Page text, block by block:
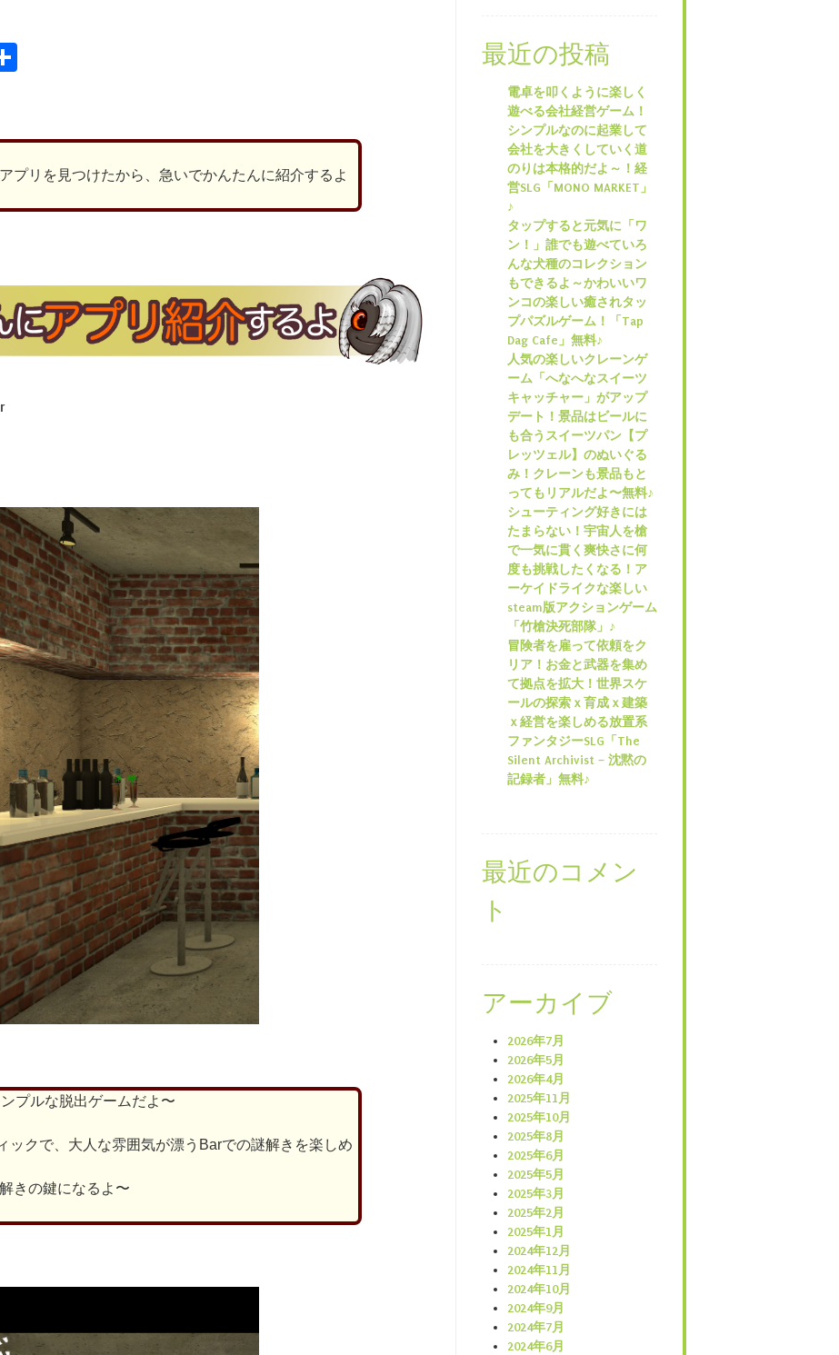
プリを見つけたから、急いでかんたんに紹介するよ
プルな脱出ゲームだよ〜
ックで、大人な雰囲気が漂うBarでの謎解きを楽しめ
きの鍵になるよ〜
最近の投稿
電卓を叩くように楽しく
遊べる会社経営ゲーム！
シンプルなのに起業して
会社を大きくしていく道
のりは本格的だよ～！経
営SLG「MONO MARKET」
♪
タップすると元気に「ワ
ン！」誰でも遊べていろ
んな犬種のコレクション
もできるよ～かわいいワ
ンコの楽しい癒されタッ
プパズルゲーム！「Tap
Dag Cafe」無料♪
人気の楽しいクレーンゲ
ーム「へなへなスイーツ
キャッチャー」がアップ
デート！景品はビールに
も合うスイーツパン【プ
レッツェル】のぬいぐる
み！クレーンも景品もと
ってもリアルだよ〜無料♪
シューティング好きには
たまらない！宇宙人を槍
で一気に貫く爽快さに何
度も挑戦したくなる！ア
ーケイドライクな楽しい
steam版アクションゲーム
「竹槍決死部隊」♪
冒険者を雇って依頼をク
リア！お金と武器を集め
て拠点を拡大！世界スケ
ールの探索ｘ育成ｘ建築
ｘ経営を楽しめる放置系
ファンタジーSLG「The
Silent Archivist – 沈黙の
記録者」無料♪
最近のコメン
ト
アーカイブ
2026年7月
2026年5月
2026年4月
2025年11月
2025年10月
2025年8月
2025年6月
2025年5月
2025年3月
2025年2月
2025年1月
2024年12月
2024年11月
2024年10月
2024年9月
2024年7月
2024年6月